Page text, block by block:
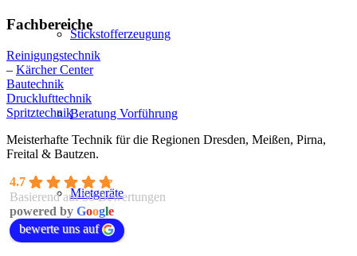
Stickstofferzeugung
Beratung Vorführung
Mietgeräte
Fachbereiche
Reinigungstechnik
– Kärcher Center
Bautechnik
Drucklufttechnik
Spritztechnik
Meisterhafte Technik für die Regionen Dresden, Meißen, Pirna,
Freital & Bautzen.
4.7
Basierend auf 50 Bewertungen
powered by Google
bewerte uns auf